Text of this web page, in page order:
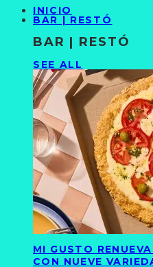
INICIO
BAR | RESTÓ
BAR | RESTÓ
SEE ALL
MI GUSTO
CON NUEVE